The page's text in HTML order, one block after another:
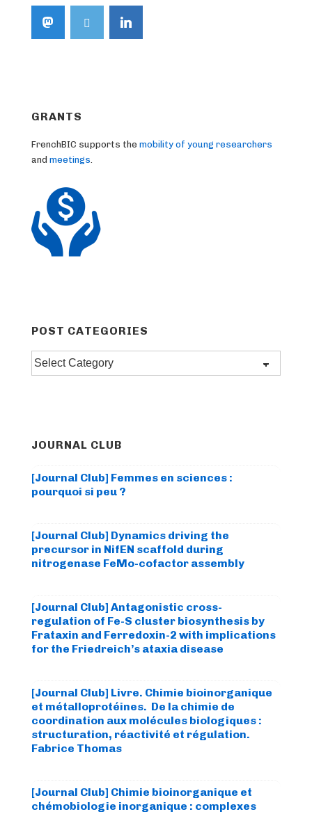
GRANTS
FrenchBIC supports the mobility of young researchers
and meetings
POST CATEGORIES
Post
categories
JOURNAL CLUB
[Journal Club] Femmes en sciences :
pourquoi si peu ?
[Journal Club] Dynamics driving the
precursor in NifEN scaffold during
nitrogenase FeMo-cofactor assembly
[Journal Club] Antagonistic cross-
regulation of Fe-S cluster biosynthesis by
Frataxin and Ferredoxin-2 with implications
for the Friedreich’s ataxia disease
[Journal Club] Livre. Chimie bioinorganique
et métalloprotéines. De la chimie de
coordination aux molécules biologiques :
structuration, réactivité et régulation.
Fabrice Thomas
[Journal Club] Chimie bioinorganique et
chémobiologie inorganique : complexes